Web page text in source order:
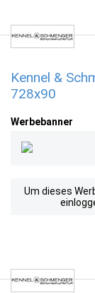
Kennel &
728x90
Werbebanner
Um dieses